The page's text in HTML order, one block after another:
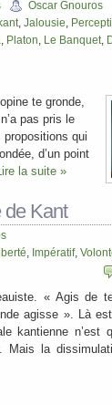
Oscar Gnouros
kant, Jalousie,
, Platon, Le Banquet,
te gronde,
pas pris le
propositions qui
d’un point
la suite »
de Kant
, Impératif,
« Agis de
agisse ». Là
kantienne n’est
Mais la